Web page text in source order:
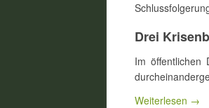
Drei
Im öffentlichen
Weiterlesen →